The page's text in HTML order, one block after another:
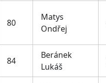
80
Matys
Ondřej
84
Beránek
Lukáš